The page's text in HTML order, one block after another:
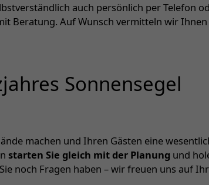
auch persönlich per Telefon
Beratung. Auf Wunsch vermitteln wir Ihnen
Sonnensegel
machen und Ihren Gästen eine
starten Sie gleich mit der Planung und
noch Fragen haben – wir freuen uns auf